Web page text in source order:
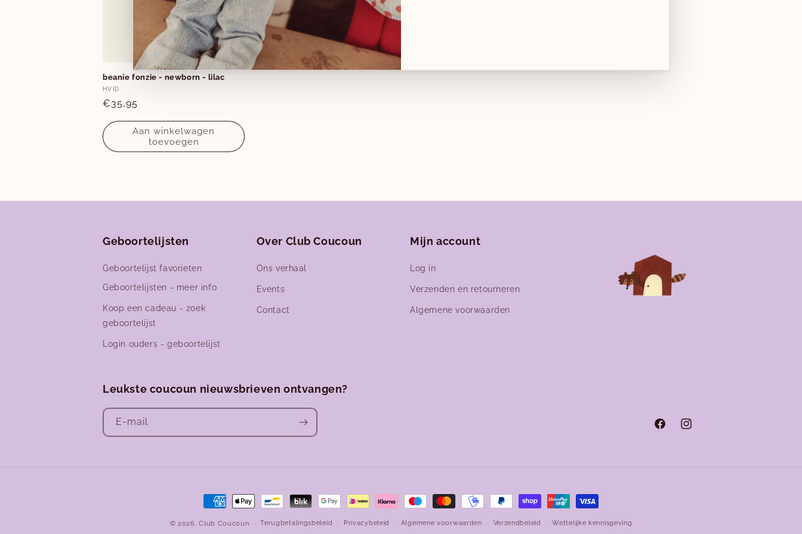
beanie fonzie - newborn - lilac
Verkoper:
HVID
Normale
prijs
€35,95
Aan winkelwagen
toevoegen
Geboortelijsten
Geboortelijst favorieten
Geboortelijsten - meer info
Koop een cadeau - zoek
geboortelijst
Login ouders - geboortelijst
Over Club Coucoun
Ons verhaal
Events
Contact
Mijn account
Log in
Verzenden en retourneren
Algemene voorwaarden
Leukste coucoun nieuwsbrieven ontvangen?
E‑mail
FacebookInstagram
Betaalmethoden
© 2026,Club Coucoun Terugbetalingsbeleid Privacybeleid Algemene voorwaarden Verzendbeleid Wettelijke kennisgeving